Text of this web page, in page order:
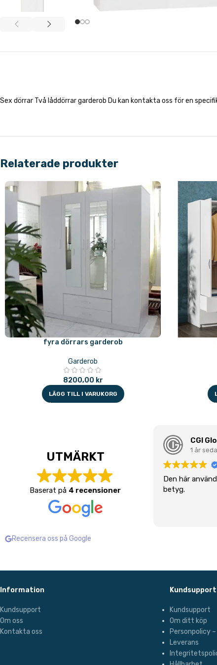
Sex dörrar Två låddörrar garderob Du kan kontakta oss för en
Relaterade produkter
fyra dörrars garderob
Garderob
8200,00 kr
LÄGG TILL I VARUKORG
UTMÄRKT
Baserat på 4 recensioner
CGI
1 år
Den här
betyg.
Recensera oss på Google
Information
Kundsupport
Om oss
Kontakta oss
Kundsupport
Kundsupport
Om ditt köp
Personpolicy –
Leverans